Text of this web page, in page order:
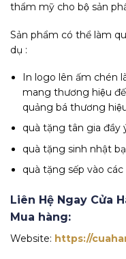
thẩm mỹ cho bộ sản
Sản phẩm có thể làm
dụ :
In logo lên ấm chén
mang thương hiệu
quảng bá thương
quà tặng tân gia đầy
quà tặng sinh nhật
quà tặng sếp vào các
Liên Hệ Ngay Cửa
Mua hàng:
Website: https://